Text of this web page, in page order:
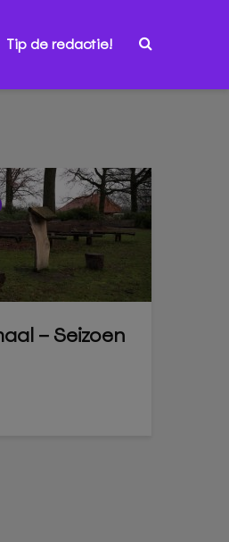
Tip de redactie!
– Seizoen